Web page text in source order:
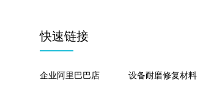
快速链接
企业阿里巴巴店 设备耐磨修复材料